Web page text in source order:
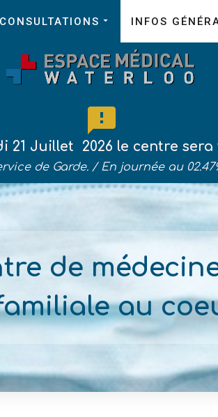
CONSULTATIONS INFOS
21 Juillet 2026 le centre sera
de Garde. / En journée au
de
au